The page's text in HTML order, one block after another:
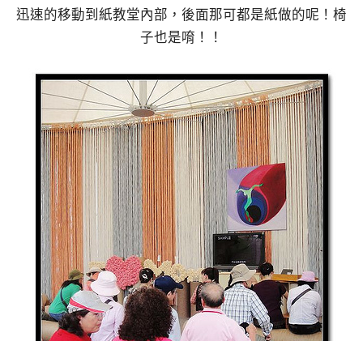
迅速的移動到紙教堂內部，後面那可都是紙做的呢！椅
子也是唷！！